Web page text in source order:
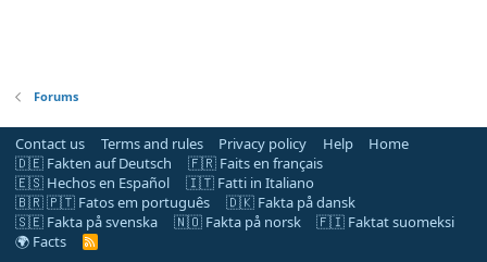
Forums
Contact us Terms and rules Privacy policy Help
Home
🇩🇪 Fakten auf Deutsch
🇫🇷 Faits en français
🇪🇸 Hechos en Español
🇮🇹 Fatti in Italiano
🇧🇷 🇵🇹 Fatos em português
🇩🇰 Fakta på dansk
🇸🇪 Fakta på svenska
🇳🇴 Fakta på norsk
🇫🇮 Faktat suomeksi
🌍 Facts
R